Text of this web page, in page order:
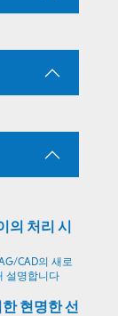
의 처리 시
CAD의 새로
설명합니다
현명한 선